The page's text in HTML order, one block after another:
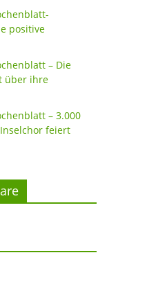
positive
– Die
über ihre
– 3.000
feiert